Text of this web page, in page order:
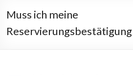
Muss ich meine